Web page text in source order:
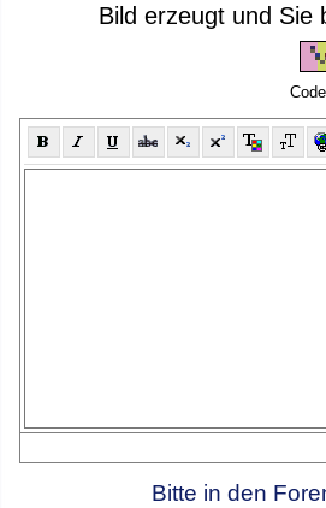
Bild erzeugt und Sie
Bitte in den